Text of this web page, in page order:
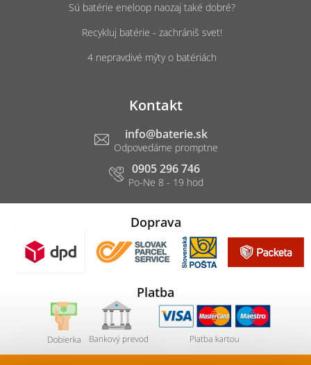
Sú batérie eneloop naozaj také dobré?
Recykluj batérie - zachrániš svet!
4 nepravdivé mýty o batériách
Kontakt
info@baterie.sk
0905 296 746
Doprava
Platba